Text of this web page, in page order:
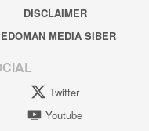
DISCLAIMER
MEDIA SIBER
Twitter
Youtube